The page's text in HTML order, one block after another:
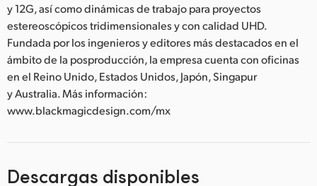
y 12G, así como dinámicas de trabajo para proyectos
estereoscópicos tridimensionales y con calidad UHD.
Fundada por los ingenieros y editores más destacados en el
ámbito de la posproducción, la empresa cuenta con oficinas
en el Reino Unido, Estados Unidos, Japón, Singapur
y Australia. Más información:
www.blackmagicdesign.com/mx
Descargas disponibles